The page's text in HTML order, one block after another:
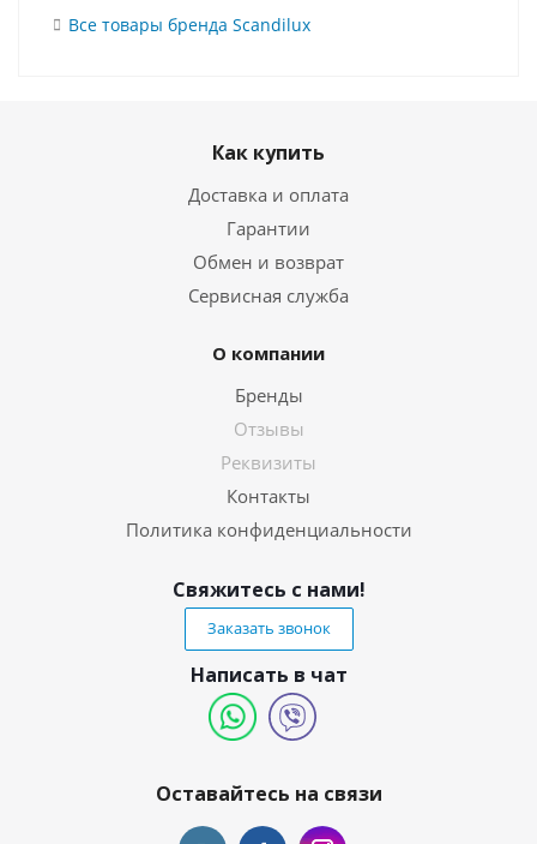
Все товары бренда Scandilux
Как купить
Доставка и оплата
Гарантии
Обмен и возврат
Сервисная служба
О компании
Бренды
Отзывы
Реквизиты
Контакты
Политика конфиденциальности
Свяжитесь с нами!
Заказать звонок
Написать в чат
Оставайтесь на связи